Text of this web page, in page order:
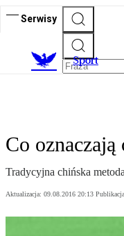
Serwisy
Sport
Co oznaczają
Tradycyjna chińska
Aktualizacja: 09.08.2016 20:13